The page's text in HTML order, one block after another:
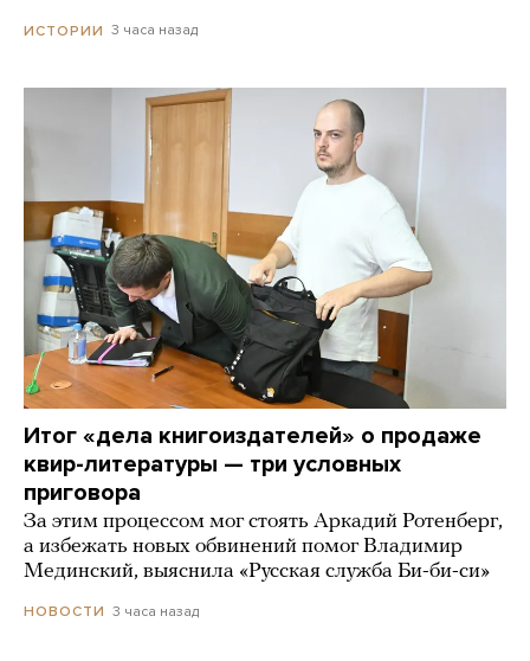
ИСТОРИИ 3 часа назад
Итог «дела книгоиздателей» о продаже
квир-литературы — три условных
приговора
За этим процессом мог стоять Аркадий Ротенберг,
а избежать новых обвинений помог Владимир
Мединский, выяснила «Русская служба Би-би-си»
НОВОСТИ 3 часа назад